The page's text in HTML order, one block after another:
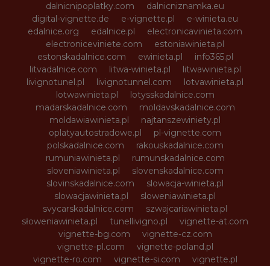
dalnicnipoplatky.com
dalnicniznamka.eu
digital-vignette.de
e-vignette.pl
e-winieta.eu
edalnice.org
edalnice.pl
electronicavinieta.com
electroniceviniete.com
estoniawinieta.pl
estonskadalnice.com
ewinieta.pl
info365.pl
litvadalnice.com
litwa-winieta.pl
litwawinieta.pl
livignotunel.pl
livignotunnel.com
lotvawinieta.pl
lotwawinieta.pl
lotysskadalnice.com
madarskadalnice.com
moldavskadalnice.com
moldawiawinieta.pl
najtanszewiniety.pl
oplatyautostradowe.pl
pl-vignette.com
polskadalnice.com
rakouskadalnice.com
rumuniawinieta.pl
rumunskadalnice.com
sloveniawinieta.pl
slovenskadalnice.com
slovinskadalnice.com
slowacja-winieta.pl
slowacjawinieta.pl
sloweniawinieta.pl
svycarskadalnice.com
szwajcariawinieta.pl
słoweniawinieta.pl
tunellivigno.pl
vignette-at.com
vignette-bg.com
vignette-cz.com
vignette-pl.com
vignette-poland.pl
vignette-ro.com
vignette-si.com
vignette.pl